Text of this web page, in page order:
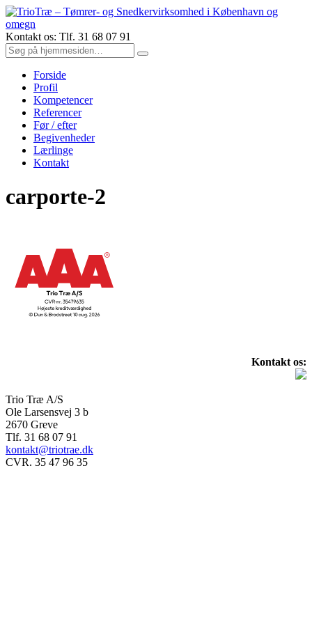
Kontakt os: Tlf. 31 68 07 91
Forside
Profil
Kompetencer
Referencer
Før / efter
Begivenheder
Lærlinge
Kontakt
carporte-2
Kontakt os:
Trio Træ A/S
Ole Larsensvej 3 b
2670 Greve
Tlf. 31 68 07 91
kontakt@triotrae.dk
CVR. 35 47 96 35